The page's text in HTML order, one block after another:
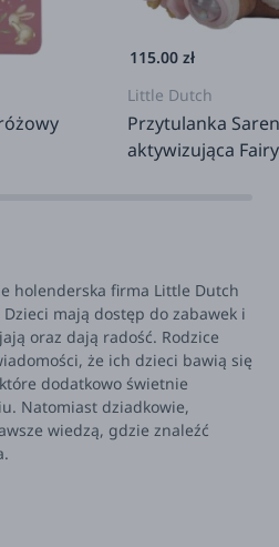
115.00 zł
Little Dutch
Przytulanka
aktywizująca
holenderska firma Little Dutch
mają dostęp do zabawek i
oraz dają radość. Rodzice
że ich dzieci bawią się
dodatkowo świetnie
Natomiast dziadkowie,
wiedzą, gdzie znaleźć